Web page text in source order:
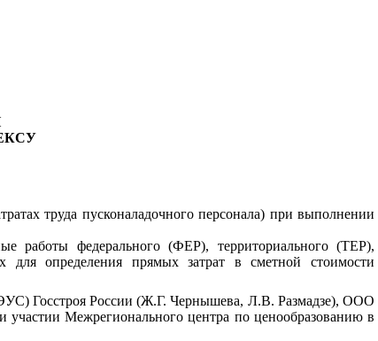
труда пусконаладочного персонала) при выполнении
работы федерального (ФЕР), территориального (ТЕР),
определения прямых затрат в сметной стоимости
УС) Госстроя России (Ж.Г. Чернышева, Л.В. Размадзе), ООО
Межрегионального центра по ценообразованию в